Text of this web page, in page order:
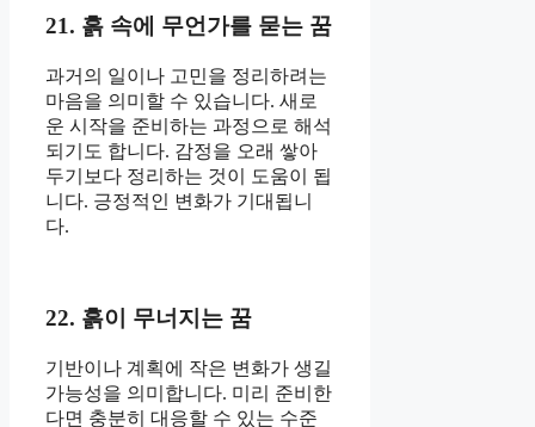
21. 흙 속에 무언가를 묻는 꿈
과거의 일이나 고민을 정리하려는
마음을 의미할 수 있습니다. 새로
운 시작을 준비하는 과정으로 해석
되기도 합니다. 감정을 오래 쌓아
두기보다 정리하는 것이 도움이 됩
니다. 긍정적인 변화가 기대됩니
다.
22. 흙이 무너지는 꿈
기반이나 계획에 작은 변화가 생길
가능성을 의미합니다. 미리 준비한
다면 충분히 대응할 수 있는 수준